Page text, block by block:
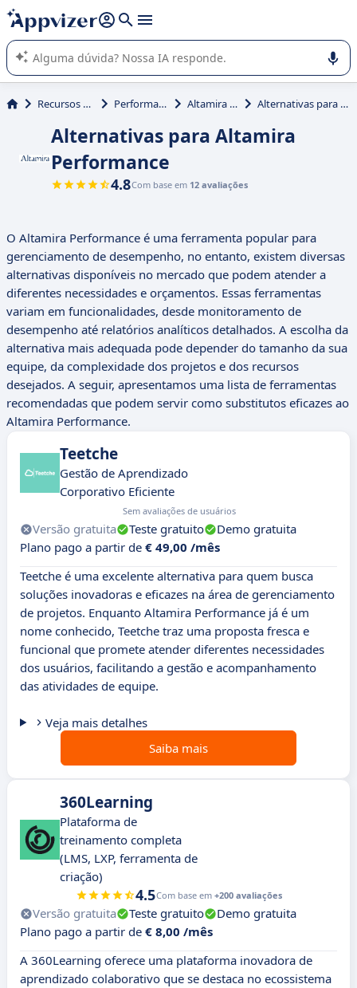
de nossa IA (várias linhas com
A IA do Appvizer o orienta no uso ou na seleção de software
SaaS para sua empresa.
Recursos Humanos (RH) Performance Appraisal Altamira Performance Alternativas para Altamira Performance
Alternativas para Altamira
Performance
4.8Com base em 12 avaliações
O Altamira Performance é uma ferramenta popular para
gerenciamento de desempenho, no entanto, existem diversas
alternativas disponíveis no mercado que podem atender a
diferentes necessidades e orçamentos. Essas ferramentas
variam em funcionalidades, desde monitoramento de
desempenho até relatórios analíticos detalhados. A escolha da
alternativa mais adequada pode depender do tamanho da sua
equipe, da complexidade dos projetos e dos recursos
desejados. A seguir, apresentamos uma lista de ferramentas
recomendadas que podem servir como substitutos eficazes ao
Altamira Performance.
Teetche
Gestão de Aprendizado
Corporativo Eficiente
Sem avaliações de usuários
Versão gratuita Teste gratuito
Demo gratuita
Plano pago a partir de € 49,00 /mês
Teetche é uma excelente alternativa para quem busca
soluções inovadoras e eficazes na área de gerenciamento
de projetos. Enquanto Altamira Performance já é um
nome conhecido, Teetche traz uma proposta fresca e
funcional que promete atender diferentes necessidades
dos usuários, facilitando a gestão e acompanhamento
das atividades de equipe.
Veja mais detalhes
Saiba mais
360Learning
Plataforma de
treinamento completa
(LMS, LXP, ferramenta de
criação)
4.5Com base em +200 avaliações
Versão gratuita Teste gratuito
Demo gratuita
Plano pago a partir de € 8,00 /mês
A 360Learning oferece uma plataforma inovadora de
aprendizado colaborativo que se destaca no ecossistema